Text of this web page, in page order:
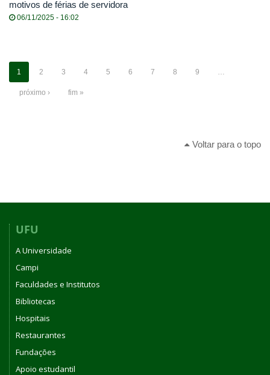
motivos de férias de servidora
06/11/2025 - 16:02
1 2 3 4 5 6 7 8 9
próximo › fim »
Voltar para o topo
UFU
A Universidade
Campi
Faculdades e Institutos
Bibliotecas
Hospitais
Restaurantes
Fundações
Apoio estudantil